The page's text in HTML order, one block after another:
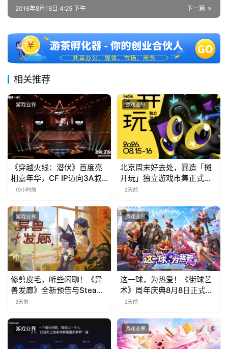
0
游
茶
对
接
会
上
海
站
中
文
(
中
国
)
下一篇
2016年8月18日 4:25 下午
相关推荐
游戏业界
《穿越火线：潜伏》首度亮
相嘉年华，CF IP迈向3A叙
事新高度
10小时前
游戏业界
北京周末好去处，暴造「摊
开玩」独立游戏市集正式开
票！
2天前
游戏业界
修剪皮毛，听些闲聊！《异
兽发廊》全新预告与Steam
免费试玩公开
2天前
游戏业界
这一球，为热爱！《街球艺
术》周年庆典8月8日正式上
线，多重福利与全新内容同
2天前
游戏业界 游戏业界